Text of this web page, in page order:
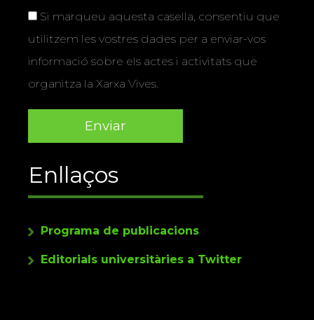
Si marqueu aquesta casella, consentiu que
utilitzem les vostres dades per a enviar-vos
informació sobre els actes i activitats que
organitza la Xarxa Vives.
Enllaços
Programa de publicacions
Editorials universitàries a Twitter